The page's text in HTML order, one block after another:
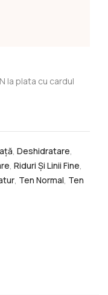
la plata cu cardul
,Deshidratare
,Riduri Și Linii Fine
Ten Normal Ten